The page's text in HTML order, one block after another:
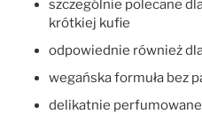
szczególnie polecane
krótkiej kufie
odpowiednie również
wegańska formuła bez
delikatnie